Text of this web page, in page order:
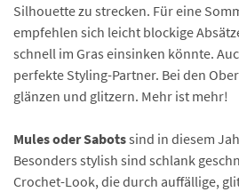
Silhouette zu strecken. Für eine
empfehlen sich leicht blockige
schnell im Gras einsinken könnte.
perfekte Styling-Partner. Bei den
glänzen und glitzern. Mehr ist mehr!
Mules oder Sabotssind in diesem
Besonders stylish sind schlank
Crochet-Look, die durch auffällige,